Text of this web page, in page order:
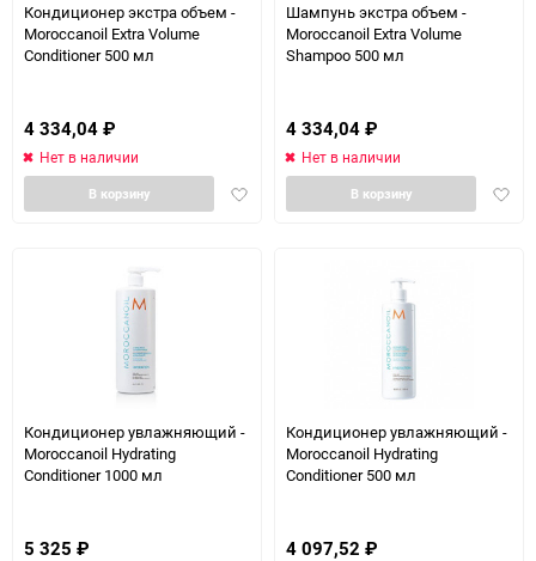
Кондиционер экстра объем -
Moroccanoil Extra Volume
Conditioner 500 мл
4 334,04 ₽
Нет в наличии
Добавить
В корзину
Шампунь экстра объем -
Moroccanoil Extra Volume
Shampoo 500 мл
4 334,04 ₽
Нет в наличии
В корзину
Кондиционер увлажняющий -
Moroccanoil Hydrating
Conditioner 1000 мл
5 325 ₽
Кондиционер увлажняющий -
Moroccanoil Hydrating
Conditioner 500 мл
4 097,52 ₽